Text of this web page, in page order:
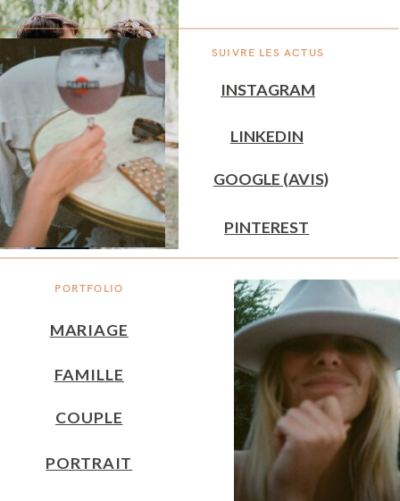
PORTFOLIO
SUIVRE LES ACTUS
MARIAGE
INSTAGRAM
GOOGLE (AVIS)
FAMILLE
PINTEREST
COUPLE
LINKEDIN
PORTRAIT